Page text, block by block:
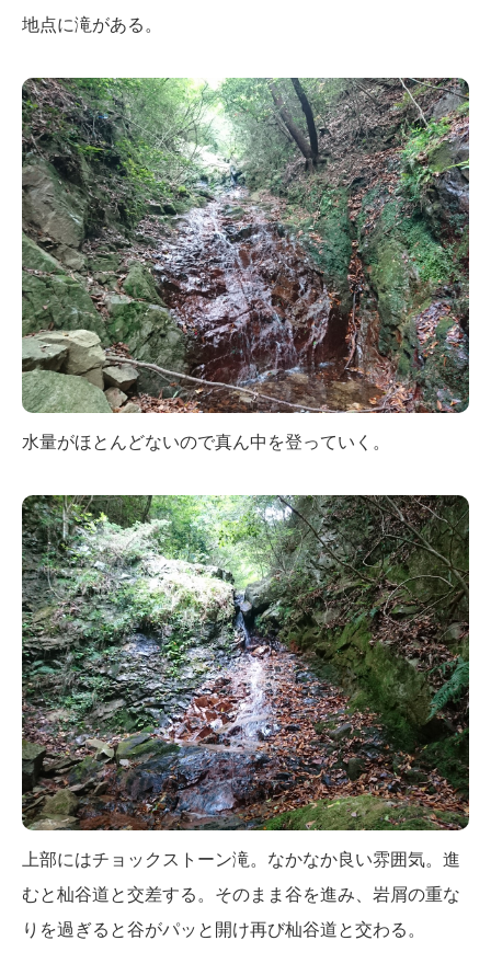
地点に滝がある。
水量がほとんどないので真ん中を登っていく。
上部にはチョックストーン滝。なかなか良い雰囲気。進
むと杣谷道と交差する。そのまま谷を進み、岩屑の重な
りを過ぎると谷がパッと開け再び杣谷道と交わる。